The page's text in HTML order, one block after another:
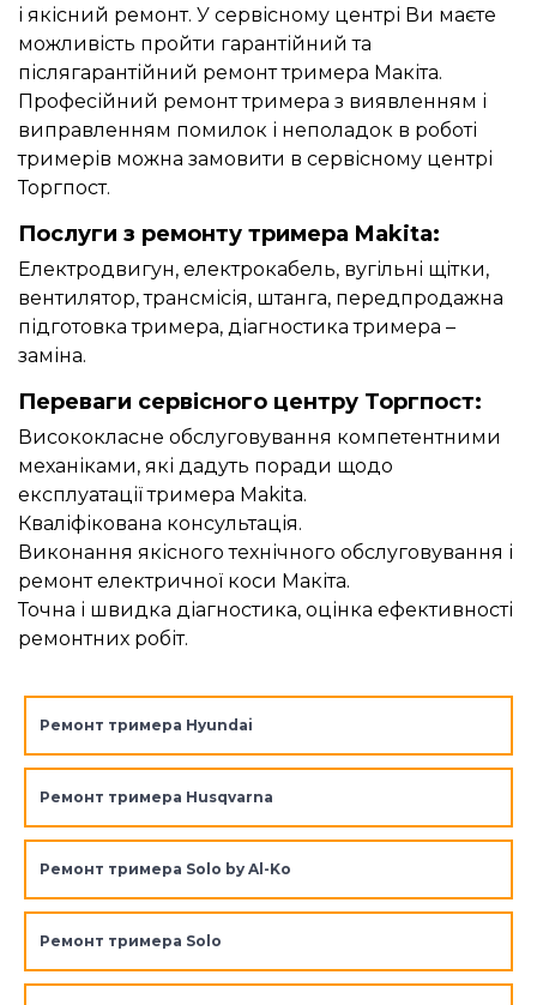
і якісний ремонт. У сервісному центрі Ви маєте
можливість пройти гарантійний та
післягарантійний ремонт тримера Макіта.
Професійний ремонт тримера з виявленням і
виправленням помилок і неполадок в роботі
тримерів можна замовити в сервісному центрі
Торгпост.
Послуги з ремонту тримера Makita:
Електродвигун, електрокабель, вугільні щітки,
вентилятор, трансмісія, штанга, передпродажна
підготовка тримера, діагностика тримера –
заміна.
Переваги сервісного центру Торгпост:
Висококласне обслуговування компетентними
механіками, які дадуть поради щодо
експлуатації тримера Makita.
Кваліфікована консультація.
Виконання якісного технічного обслуговування і
ремонт електричної коси Макіта.
Точна і швидка діагностика, оцінка ефективності
ремонтних робіт.
Ремонт тримера Hyundai
Ремонт тримера Husqvarna
Ремонт тримера Solo by Al-Ko
Ремонт тримера Solo